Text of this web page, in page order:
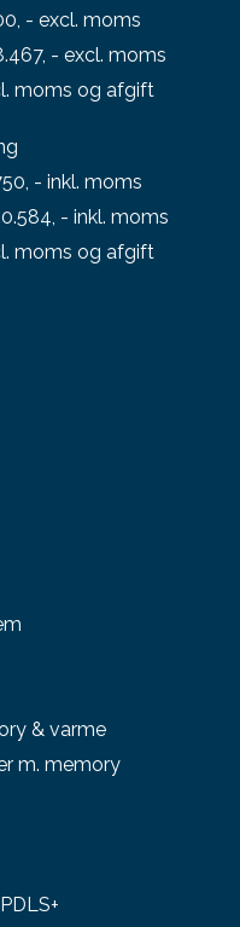
- excl. moms
- excl. moms
moms og afgift
- inkl. moms
- inkl. moms
moms og afgift
& varme
m. memory